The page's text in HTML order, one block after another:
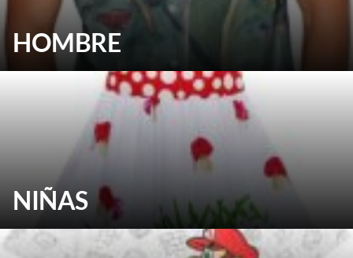
HOMBRE
NIÑAS